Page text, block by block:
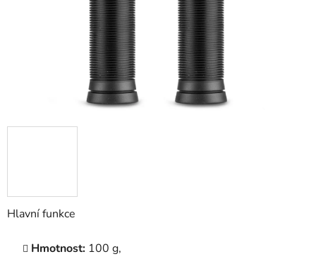
Hlavní funkce
Hmotnost: 100 g,